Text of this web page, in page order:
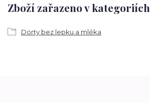
Zboží zařazeno v kategoriích
Dorty bez lepku a mléka